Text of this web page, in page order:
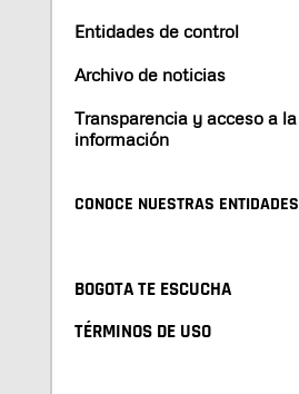
Entidades de control
Archivo de noticias
Transparencia y acceso a la
información
CONOCE NUESTRAS ENTIDADES
BOGOTA TE ESCUCHA
TÉRMINOS DE USO